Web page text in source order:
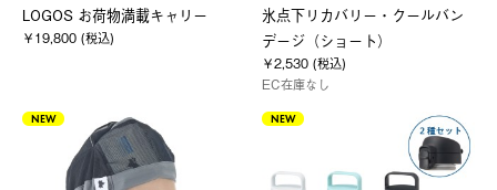
LOGOS お荷物満載キャリー
￥19,800 (税込)
氷点下リカバリー・クールバン
デージ（ショート）
￥2,530 (税込)
EC在庫なし
NEW NEW